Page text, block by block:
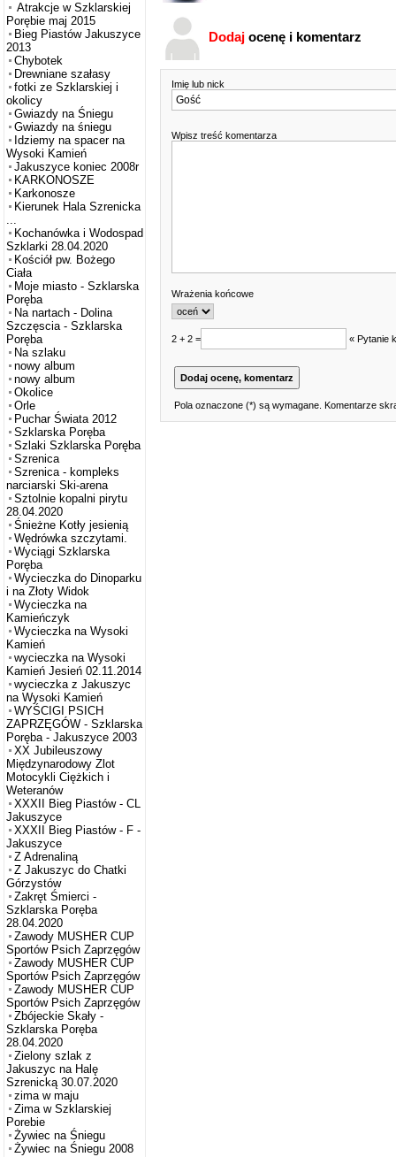
Atrakcje w Szklarskiej
Porębie maj 2015
Bieg Piastów Jakuszyce
2013
Chybotek
Drewniane szałasy
fotki ze Szklarskiej i
okolicy
Gwiazdy na Śniegu
Gwiazdy na śniegu
Idziemy na spacer na
Wysoki Kamień
Jakuszyce koniec 2008r
KARKONOSZE
Karkonosze
Kierunek Hala Szrenicka
...
Kochanówka i Wodospad
Szklarki 28.04.2020
Kościół pw. Bożego
Ciała
Moje miasto - Szklarska
Poręba
Na nartach - Dolina
Szczęscia - Szklarska
Poręba
Na szlaku
nowy album
nowy album
Okolice
Orle
Puchar Świata 2012
Szklarska Poręba
Szlaki Szklarska Poręba
Szrenica
Szrenica - kompleks
narciarski Ski-arena
Sztolnie kopalni pirytu
28.04.2020
Śnieżne Kotły jesienią
Wędrówka szczytami.
Wyciągi Szklarska
Poręba
Wycieczka do Dinoparku
i na Złoty Widok
Wycieczka na
Kamieńczyk
Wycieczka na Wysoki
Kamień
wycieczka na Wysoki
Kamień Jesień 02.11.2014
wycieczka z Jakuszyc
na Wysoki Kamień
WYŚCIGI PSICH
ZAPRZĘGÓW - Szklarska
Poręba - Jakuszyce 2003
XX Jubileuszowy
Międzynarodowy Zlot
Motocykli Ciężkich i
Weteranów
XXXII Bieg Piastów - CL
Jakuszyce
XXXII Bieg Piastów - F -
Jakuszyce
Z Adrenaliną
Z Jakuszyc do Chatki
Górzystów
Zakręt Śmierci -
Szklarska Poręba
28.04.2020
Zawody MUSHER CUP
Sportów Psich Zaprzęgów
Zawody MUSHER CUP
Sportów Psich Zaprzęgów
Zawody MUSHER CUP
Sportów Psich Zaprzęgów
Zbójeckie Skały -
Szklarska Poręba
28.04.2020
Zielony szlak z
Jakuszyc na Halę
Szrenicką 30.07.2020
zima w maju
Zima w Szklarskiej
Porebie
Żywiec na Śniegu
Żywiec na Śniegu 2008
Dodaj ocenę i komentarz
Imię lub nick
Wpisz treść komentarza
Wrażenia końcowe
2 + 2 = « Pytanie
Pola oznaczone (*) są wymagane. Komentarze